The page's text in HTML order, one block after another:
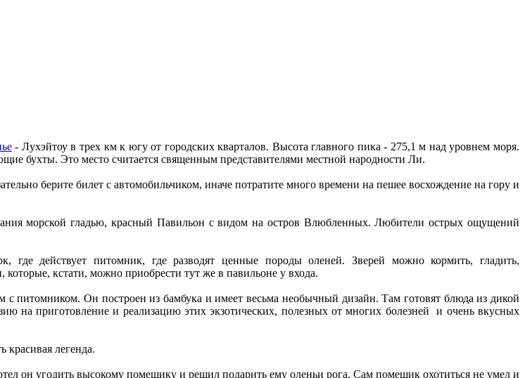
- Лухэйтоу в трех км к югу от городских кварталов. Высота главного пика - 275,1 м над уровнем моря.
бухты. Это место считается священным представителями местной народности Ли.
берите билет с автомобильчиком, иначе потратите много времени на пешее восхождение на гору и
морской гладью, красный Павильон с видом на остров Влюбленных. Любители острых ощущений
действует питомник, где разводят ценные породы оленей. Зверей можно кормить, гладить,
кстати, можно приобрести тут же в павильоне у входа.
питомником. Он построен из бамбука и имеет весьма необычный дизайн. Там готовят блюда из дикой
на приготовление и реализацию этих экзотических, полезных от многих болезней и очень вкусных
красивая легенда.
он угодить высокому помещику и решил подарить ему оленьи рога. Сам помещик охотиться не умел и